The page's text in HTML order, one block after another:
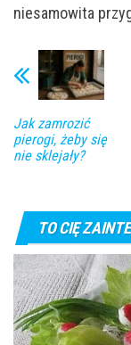
niesamowita
Jak zamrozić
pierogi, żeby się
nie sklejały?
TO CIĘ